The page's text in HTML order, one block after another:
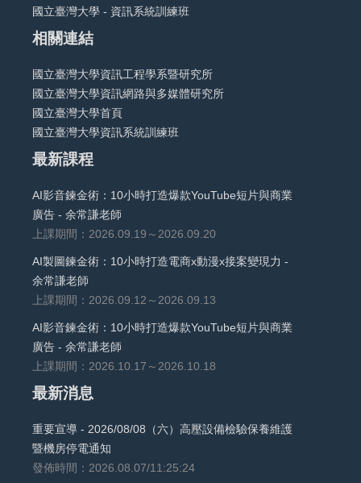
國立臺灣大學 - 資訊系統訓練班
相關連結
國立臺灣大學資訊工程學系暨研究所
國立臺灣大學資訊網路與多媒體研究所
國立臺灣大學首頁
國立臺灣大學資訊系統訓練班
最新課程
AI影音鍊金術：10小時打造爆款YouTube短片與商業
廣告 - 余常謙老師
上課期間：2026.09.19～2026.09.20
AI製圖鍊金術：10小時打造電商x動漫x接案變現力 -
余常謙老師
上課期間：2026.09.12～2026.09.13
AI影音鍊金術：10小時打造爆款YouTube短片與商業
廣告 - 余常謙老師
上課期間：2026.10.17～2026.10.18
最新消息
重要宣導 - 2026/08/08（六）高壓設備檢驗保養維護
暨機房停電通知
發佈時間：2026.08.07/11:25:24